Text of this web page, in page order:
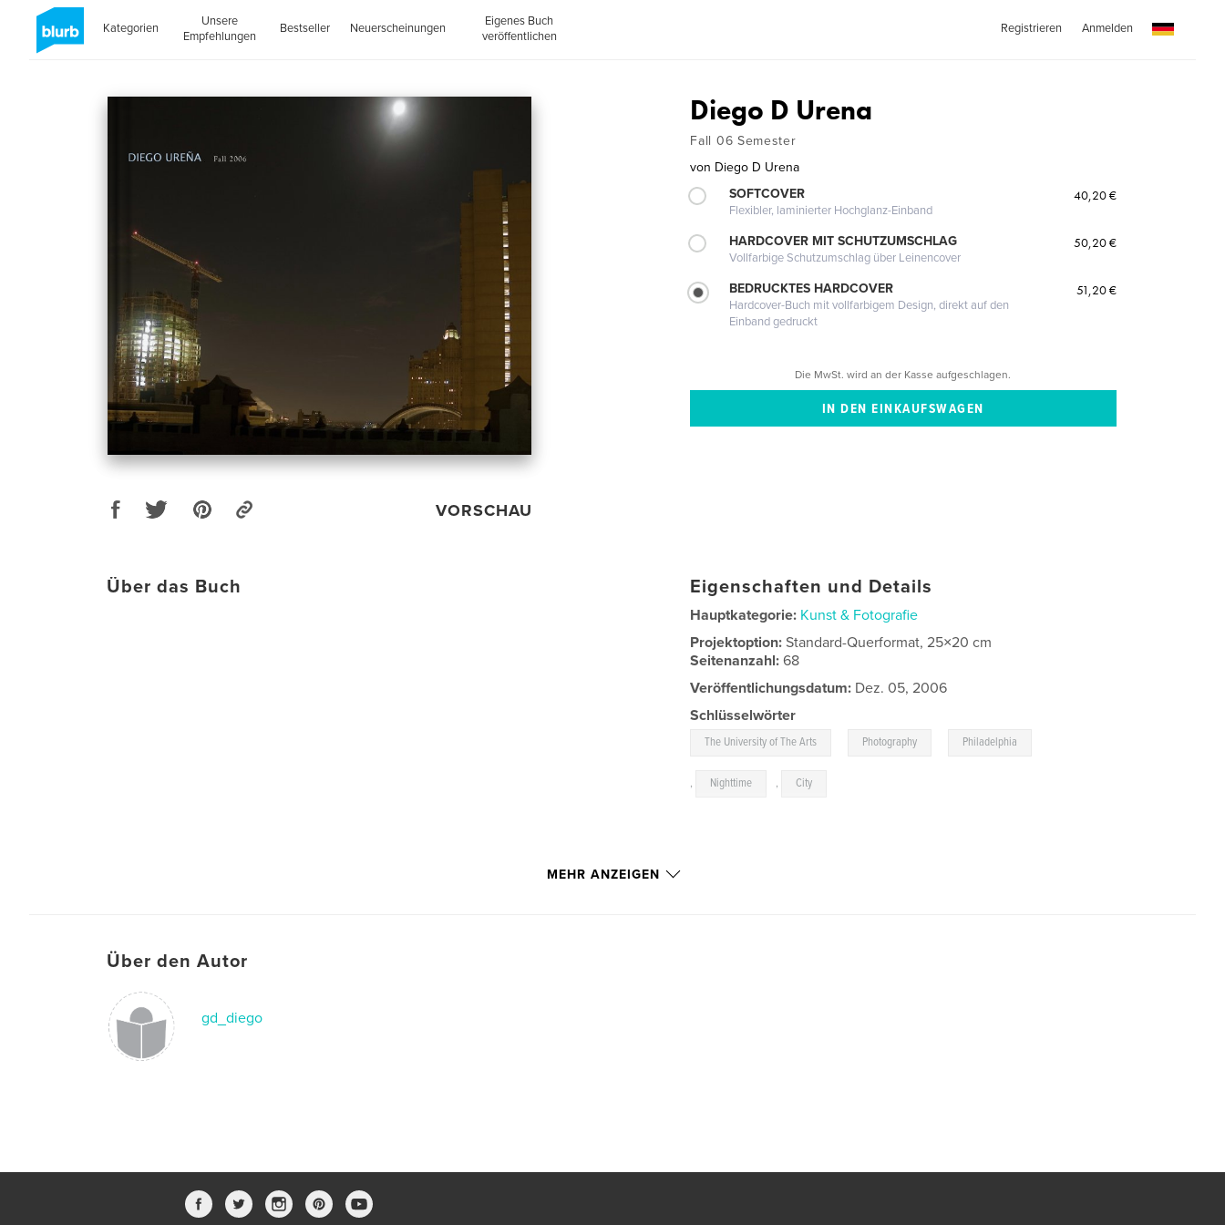
Kategorien
Unsere
Empfehlungen
Bestseller Neuerscheinungen
Eigenes Buch
veröffentlichen
Registrieren Anmelden
VORSCHAU
Diego D Urena
Fall 06 Semester
von Diego D Urena
SOFTCOVER
Flexibler, laminierter Hochglanz-Einband
40,20 €
HARDCOVER MIT SCHUTZUMSCHLAG
Vollfarbige Schutzumschlag über Leinencover
50,20 €
BEDRUCKTES HARDCOVER
Hardcover-Buch mit vollfarbigem Design, direkt auf den
Einband gedruckt
51,20 €
Die MwSt. wird an der Kasse aufgeschlagen.
Über das Buch Eigenschaften und Details
Hauptkategorie: Kunst & Fotografie
Projektoption:Standard-Querformat, 25×20 cm
Seitenanzahl:68
Veröffentlichungsdatum: Dez. 05, 2006
Schlüsselwörter
The University of The Arts Photography Philadelphia
, Nighttime , City
MEHR ANZEIGEN
Über den Autor
gd_diego